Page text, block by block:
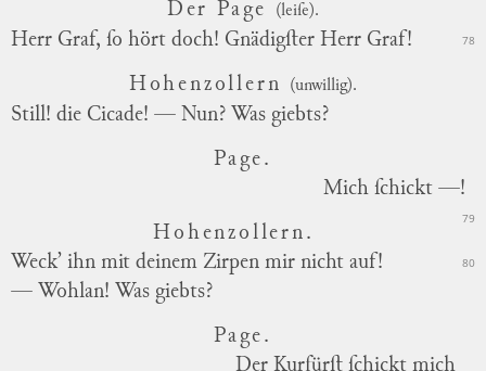
Der Page (leiſe).
Herr Graf, ſo hört doch! Gnädigſter Herr Graf! 78
Hohenzollern (unwillig).
Still! die Cicade! — Nun? Was giebts?
Page.
Mich ſchickt —!
79
Hohenzollern.
Weck’ ihn mit deinem Zirpen mir nicht auf!
80
— Wohlan! Was giebts?
Page.
Der Kurfürſt ſchickt mich